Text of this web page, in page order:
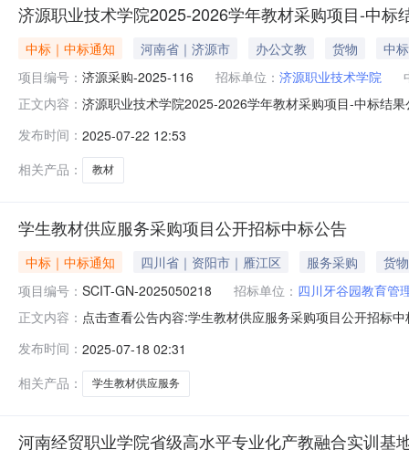
济源职业技术学院2025-2026学年教材采购项目-中标
中标｜中标通知 河南省｜济源市 办公文教 货物
中
项目编号： 济源采购-2025-116 招标单位： 济源职业技术学院
正文内容： 济源职业技术学院2025-2026学年教材采购项目-中标结
1162、采购项目名称：济源职业技术学院2025-2026学
发布时间： 2025-07-22 12:53
相关产品：
教材
学生教材供应服务采购项目公开招标中标公告
中标｜中标通知 四川省｜资阳市｜雁江区 服务采购
货物
项目编号： SCIT-GN-2025050218 招标单位： 四川牙谷园教育管
正文内容： 点击查看公告内容:学生教材供应服务采购项目公开招标
服务费报价：15%第二中标候选人：四川神逸教育图书
7月
发布时间： 2025-07-18 02:31
相关产品：
学生教材供应服务
河南经贸职业学院省级高水平专业化产教融合实训基